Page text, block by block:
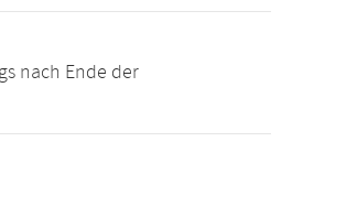
nach Ende der